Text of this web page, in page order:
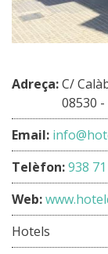
Adreça:C/
08530
Email:
Telèfon:938
Web:
Hotels